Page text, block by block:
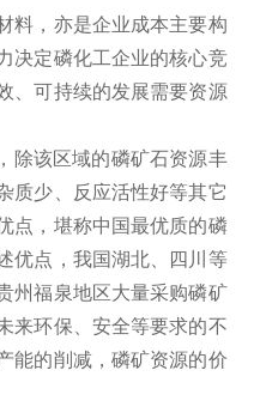
料，亦是企业成本主要构
决定磷化工企业的核心竞
、可持续的发展需要资源
除该区域的磷矿石资源丰
质少、反应活性好等其它
点，堪称中国最优质的磷
优点，我国湖北、四川等
州福泉地区大量采购磷矿
来环保、安全等要求的不
能的削减，磷矿资源的价